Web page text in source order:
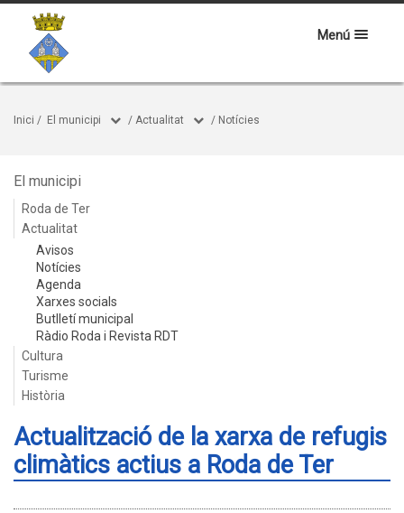
Menú
Inici / El municipi / Actualitat / Notícies
El municipi
Roda de Ter
Actualitat
Avisos
Notícies
Agenda
Xarxes socials
Butlletí municipal
Ràdio Roda i Revista RDT
Cultura
Turisme
Història
Actualització de la xarxa de refugis
climàtics actius a Roda de Ter